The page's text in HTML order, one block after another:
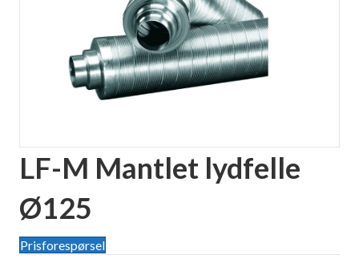
LF-M Mantlet lydfelle
Ø125
Prisforespørsel